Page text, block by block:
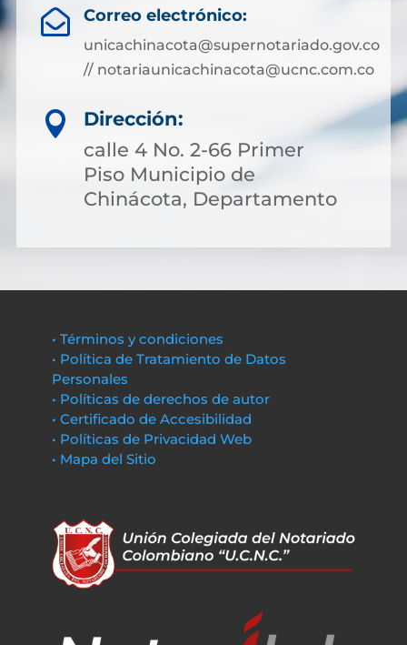
 Correo electrónico:
unicachinacota@supernotariado.gov.co
// notariaunicachinacota@ucnc.com.co

Dirección:
calle 4 No. 2-66 Primer
Piso Municipio de
Chinácota, Departamento
• Términos y condiciones
• Política de Tratamiento de Datos
Personales
• Políticas de derechos de autor
• Certificado de Accesibilidad
• Políticas de Privacidad Web
• Mapa del Sitio